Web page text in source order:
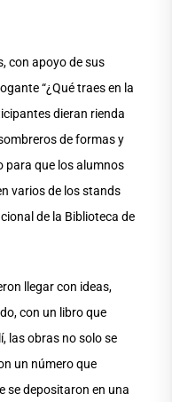
con apoyo de sus
“¿Qué traes en la
dieran rienda
de formas y
para que los alumnos
varios de los stands
de la Biblioteca de
llegar con ideas,
con un libro que
las obras no solo se
un número que
se depositaron en una